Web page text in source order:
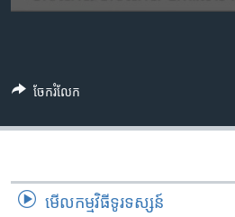
ទំព័រ​
និង​
ទំព័រ​
ស្វែង​
កម្មវិធីទាំងអស់
ភាសា
ចែករំលែក
មើល​កម្មវិធី​ទូរទស្សន៍